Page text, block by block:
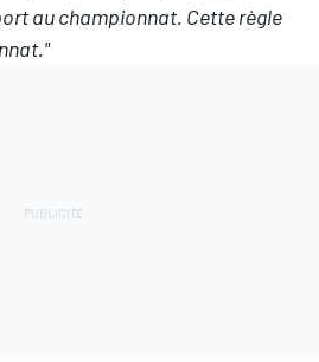
au championnat. Cette règle